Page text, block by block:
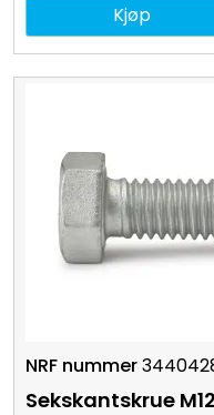
Kjøp
Sekskantskrue